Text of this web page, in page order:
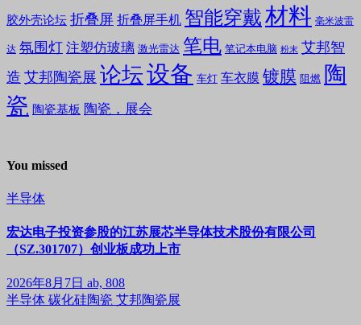
胶外壳论坛 折叠屏 折叠屏手机 智能穿戴材料 毫米波雷
达 氛围灯 注塑仿玻璃 激光雷达 笔电 笔记本电脑 粉末 艾邦智
造 艾邦陶瓷展 论坛设备 车灯 车衣膜 镀膜 阻燃 陶
瓷 陶瓷基板 陶瓷，展会
You missed
半导体
宏达电子投资参股的江苏展芯半导体技术股份有限公司
（SZ.301707）创业板成功上市
2026年8月7日 ab, 808
半导体 碳化硅陶瓷 艾邦陶瓷展